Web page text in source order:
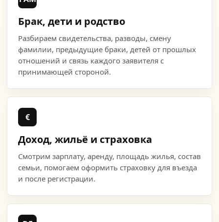
Брак, дети и родство
Разбираем свидетельства, разводы, смену
фамилии, предыдущие браки, детей от прошлых
отношений и связь каждого заявителя с
принимающей стороной.
€
Доход, жильё и страховка
Смотрим зарплату, аренду, площадь жилья, состав
семьи, помогаем оформить страховку для въезда
и после регистрации.